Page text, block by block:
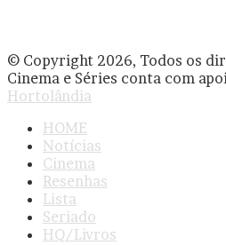
© Copyright 2026, Todos os
Cinema e Séries conta com
Hortolândia
HOME
Notícias
Cinema
Resenhas
Lista
Seriado
HQ/Livros